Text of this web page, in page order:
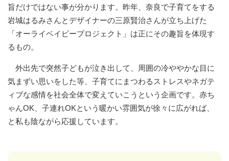
旨だけではない事が分かります。昨年、奈良で子育てをする
岩城はるみさんとデザイナーの三原賢治さんが立ち上げた
「オーライベイビープロジェクト」は正にその趣旨を体現す
るもの。
外出先で突然子どもが泣き出して、周囲の冷ややかな目に
気まずい思いをした等、子育てにまつわるストレスやネガテ
ィブな感情を社会全体で変えていこうという企画です。赤ち
ゃんOK、子連れOKという暖かい雰囲気が徐々に広がれば、
と私も陰ながら応援しています。